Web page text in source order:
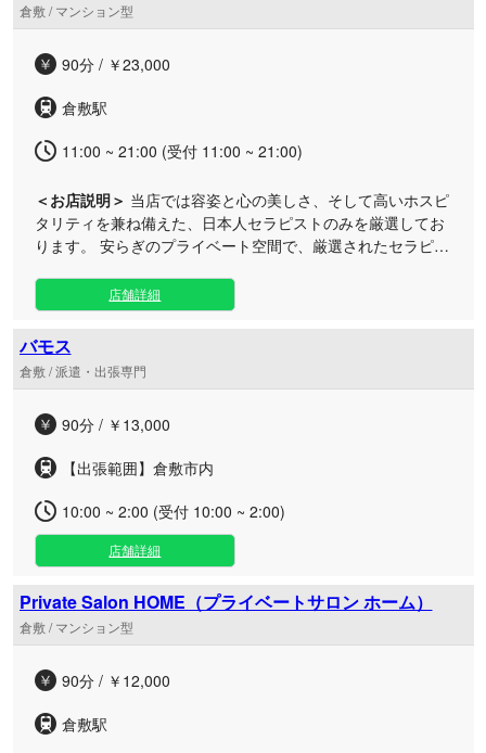
倉敷 / マンション型
90分 / ￥23,000
倉敷駅
11:00 ~ 21:00 (受付 11:00 ~ 21:00)
＜お店説明＞ 当店では容姿と心の美しさ、そして高いホスピ
タリティを兼ね備えた、日本人セラピストのみを厳選してお
ります。 安らぎのプライベート空間で、厳選されたセラピス
かけたアロママッサージ・リンパマッサージなど充実した施
術をお楽しみい ただけます。 お客様にご満足頂けるよう、
最高のおもてなしとサービスで極上の癒しの空間をご提供い
たします。
店舗詳細
バモス
倉敷 / 派遣・出張専門
90分 / ￥13,000
【出張範囲】倉敷市内
10:00 ~ 2:00 (受付 10:00 ~ 2:00)
店舗詳細
Private Salon HOME（プライベートサロン ホーム）
倉敷 / マンション型
90分 / ￥12,000
倉敷駅